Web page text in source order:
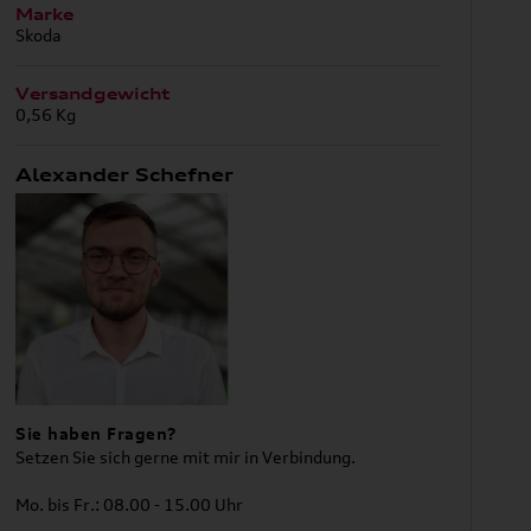
Marke
Skoda
Versandgewicht
0,56 Kg
Alexander Schefner
Sie haben Fragen?
Setzen Sie sich gerne mit mir in Verbindung.
Mo. bis Fr.: 08.00 - 15.00 Uhr